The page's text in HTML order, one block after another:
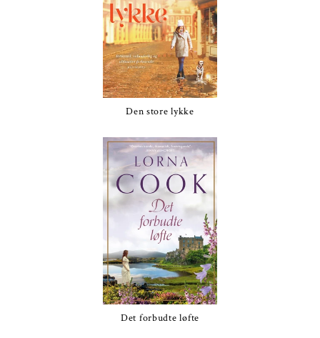
Den store lykke
Det forbudte løfte